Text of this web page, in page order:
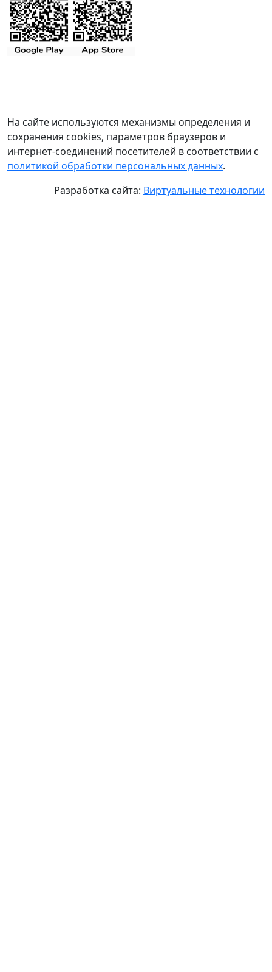
На сайте используются механизмы определения и
сохранения cookies, параметров браузеров и
интернет-соединений посетителей в соответствии с
политикой обработки персональных данных.
Разработка сайта: Виртуальные технологии